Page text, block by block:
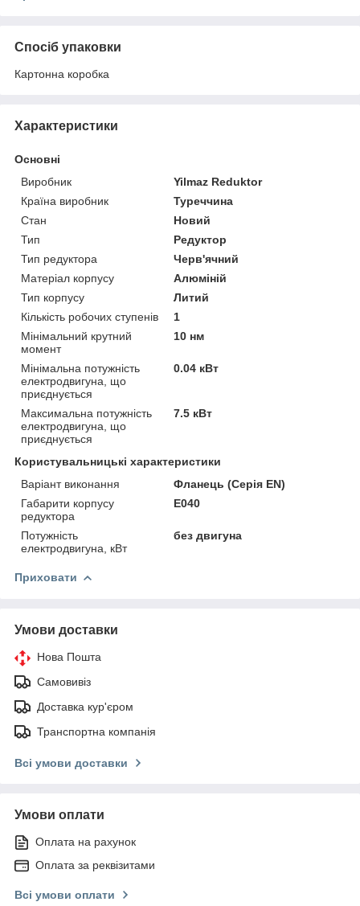
Спосіб упаковки
Картонна коробка
Характеристики
Основні
Виробник
Yilmaz Reduktor
Країна виробник
Туреччина
Стан
Новий
Тип
Редуктор
Тип редуктора
Черв'ячний
Матеріал корпусу
Алюміній
Тип корпусу
Литий
Кількість робочих ступенів
1
Мінімальний крутний
момент
10 нм
Мінімальна потужність
електродвигуна, що
приєднується
0.04 кВт
Максимальна потужність
електродвигуна, що
приєднується
7.5 кВт
Користувальницькі характеристики
Варіант виконання
Фланець (Серія EN)
Габарити корпусу
редуктора
E040
Потужність
електродвигуна, кВт
без двигуна
Приховати
Умови доставки
Нова Пошта
Самовивіз
Доставка кур'єром
Транспортна компанія
Всі умови доставки
Умови оплати
Оплата на рахунок
Оплата за реквізитами
Всі умови оплати